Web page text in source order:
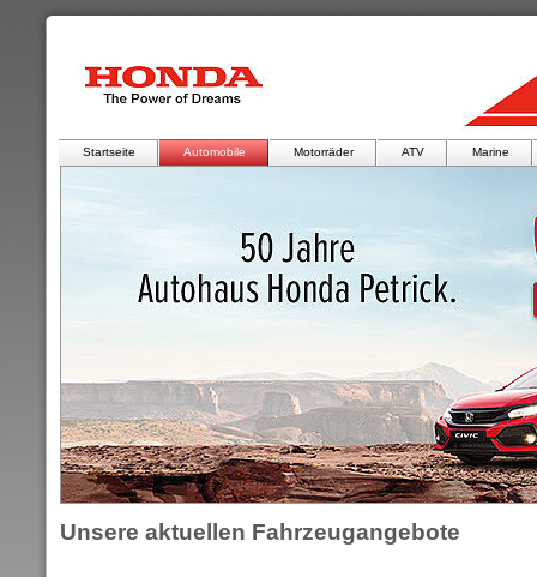
Startseite Automobile Motorräder ATV Marine
Unsere aktuellen Fahrzeugangebote